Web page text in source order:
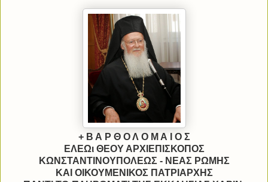
+ Β Α Ρ Θ Ο Λ Ο Μ Α Ι Ο Σ
ΕΛΕΩι ΘΕΟΥ ΑΡΧΙΕΠΙΣΚΟΠΟΣ
ΚΩΝΣΤΑΝΤΙΝΟΥΠΟΛΕΩΣ - ΝΕΑΣ ΡΩΜΗΣ
ΚΑΙ ΟΙΚΟΥΜΕΝΙΚΟΣ ΠΑΤΡΙΑΡΧΗΣ